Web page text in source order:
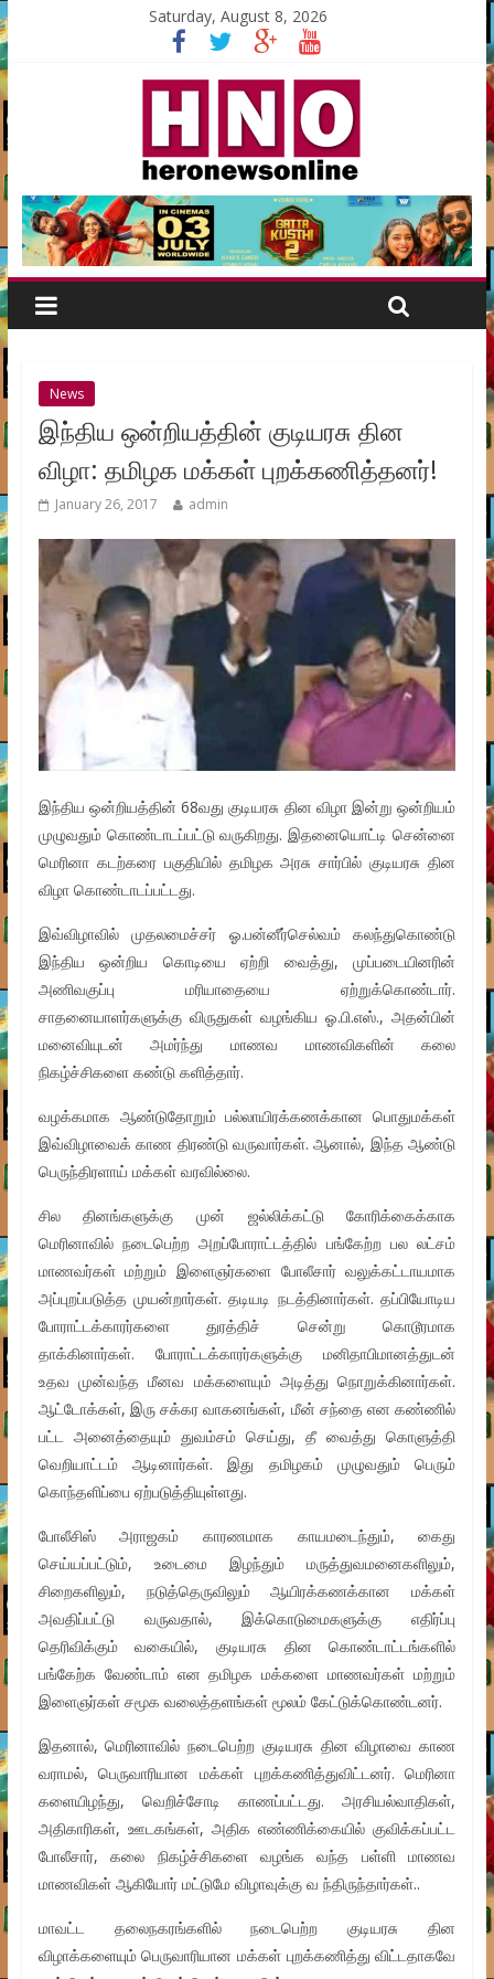
Saturday, August 8, 2026
News
இந்திய ஒன்றியத்தின் குடியரசு தின
விழா: தமிழக மக்கள் புறக்கணித்தனர்!
January 26, 2017 admin
இந்திய ஒன்றியத்தின் 68வது குடியரசு தின விழா இன்று ஒன்றியம்
முழுவதும் கொண்டாடப்பட்டு வருகிறது. இதனையொட்டி சென்னை
மெரினா கடற்கரை பகுதியில் தமிழக அரசு சார்பில் குடியரசு தின
விழா கொண்டாடப்பட்டது.
இவ்விழாவில் முதலமைச்சர் ஓ.பன்னீர்செல்வம் கலந்துகொண்டு
இந்திய ஒன்றிய கொடியை ஏற்றி வைத்து, முப்படையினரின்
அணிவகுப்பு மரியாதையை ஏற்றுக்கொண்டார்.
சாதனையாளர்களுக்கு விருதுகள் வழங்கிய ஓ.பி.எஸ்., அதன்பின்
மனைவியுடன் அமர்ந்து மாணவ மாணவிகளின் கலை
நிகழ்ச்சிகளை கண்டு களித்தார்.
வழக்கமாக ஆண்டுதோறும் பல்லாயிரக்கணக்கான பொதுமக்கள்
இவ்விழாவைக் காண திரண்டு வருவார்கள். ஆனால், இந்த ஆண்டு
பெருந்திரளாய் மக்கள் வரவில்லை.
சில தினங்களுக்கு முன் ஜல்லிக்கட்டு கோரிக்கைக்காக
மெரினாவில் நடைபெற்ற அறப்போராட்டத்தில் பங்கேற்ற பல லட்சம்
மாணவர்கள் மற்றும் இளைஞர்களை போலீசார் வலுக்கட்டாயமாக
அப்புறப்படுத்த முயன்றார்கள். தடியடி நடத்தினார்கள். தப்பியோடிய
போராட்டக்காரர்களை துரத்திச் சென்று கொடூரமாக
தாக்கினார்கள். போராட்டக்காரர்களுக்கு மனிதாபிமானத்துடன்
உதவ முன்வந்த மீனவ மக்களையும் அடித்து நொறுக்கினார்கள்.
ஆட்டோக்கள், இரு சக்கர வாகனங்கள், மீன் சந்தை என கண்ணில்
பட்ட அனைத்தையும் துவம்சம் செய்து, தீ வைத்து கொளுத்தி
வெறியாட்டம் ஆடினார்கள். இது தமிழகம் முழுவதும் பெரும்
கொந்தளிப்பை ஏற்படுத்தியுள்ளது.
போலீசிஸ் அராஜகம் காரணமாக காயமடைந்தும், கைது
செய்யப்பட்டும், உடைமை இழந்தும் மருத்துவமனைகளிலும்,
சிறைகளிலும், நடுத்தெருவிலும் ஆயிரக்கணக்கான மக்கள்
அவதிப்பட்டு வருவதால், இக்கொடுமைகளுக்கு எதிர்ப்பு
தெரிவிக்கும் வகையில், குடியரசு தின கொண்டாட்டங்களில்
பங்கேற்க வேண்டாம் என தமிழக மக்களை மாணவர்கள் மற்றும்
இளைஞர்கள் சமூக வலைத்தளங்கள் மூலம் கேட்டுக்கொண்டனர்.
இதனால், மெரினாவில் நடைபெற்ற குடியரசு தின விழாவை காண
வராமல், பெருவாரியான மக்கள் புறக்கணித்துவிட்டனர். மெரினா
களையிழந்து, வெறிச்சோடி காணப்பட்டது. அரசியல்வாதிகள்,
அதிகாரிகள், ஊடகங்கள், அதிக எண்ணிக்கையில் குவிக்கப்பட்ட
போலீசார், கலை நிகழ்ச்சிகளை வழங்க வந்த பள்ளி மாணவ
மாணவிகள் ஆகியோர் மட்டுமே விழாவுக்கு வ ந்திருந்தார்கள்..
மாவட்ட தலைநகரங்களில் நடைபெற்ற குடியரசு தின
விழாக்களையும் பெருவாரியான மக்கள் புறக்கணித்து விட்டதாகவே